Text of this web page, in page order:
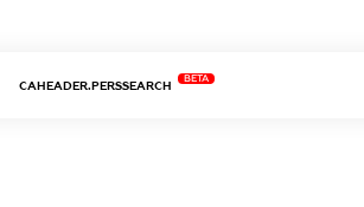
CAHEADER.PERSSEARCH
BETA